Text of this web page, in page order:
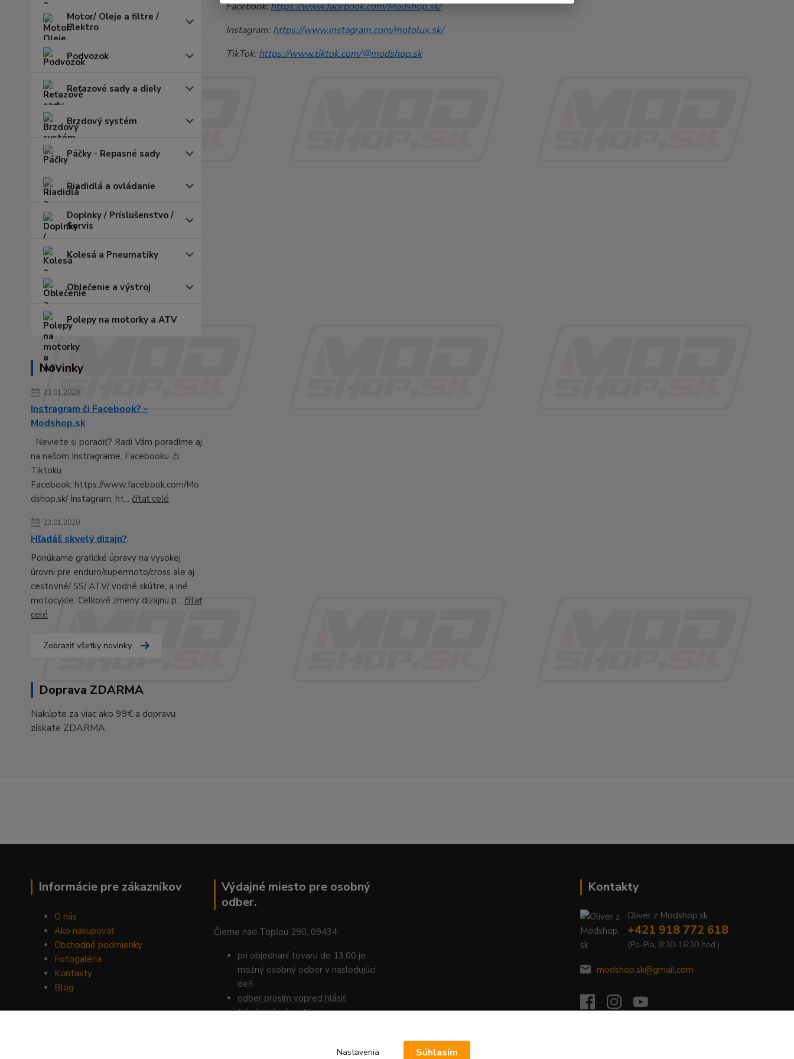
Motor/ Oleje a filtre /
Elektro
Podvozok
Reťazové sady a diely
Brzdový systém
Páčky - Repasné sady
Riadidlá a ovládanie
Doplnky / Príslušenstvo /
Servis
Kolesá a Pneumatiky
Oblečenie a výstroj
Polepy na motorky a ATV
Novinky
23.01.2020
Instragram či Facebook? -
Modshop.sk
Neviete si poradiť? Radi Vám poradíme aj
na našom Instragrame, Facebooku ,či
Tiktoku
Facebook: https://www.facebook.com/Mo
dshop.sk/ Instagram: ht... čítať celé
23.01.2020
Hľadáš skvelý dizajn?
Ponúkame grafické úpravy na vysokej
úrovni pre enduro/supermoto/cross ale aj
cestovné/ SS/ ATV/ vodné skútre, a iné
motocykle. Celkové zmeny dizajnu p... čítať
celé
Zobraziť všetky novinky
Doprava ZDARMA
Nakúpte za viac ako 99€ a dopravu
získate ZDARMA
Facebook:https://www.facebook.com/Modshop.sk/
Instagram:https://www.instagram.com/motolux.sk/
TikTok:https://www.tiktok.com/@modshop.sk
Informácie pre zákazníkov
O nás
Ako nakupovať
Obchodné podmienky
Fotogaléria
Kontakty
Blog
Výdajné miesto pre osobný
odber.
Čierne nad Topľou 290, 09434
pri objednaní tovaru do 13:00 je
možný osobný odber v nasledujúci
deň
odber prosím vopred hlásiť
telefonicky / mailom.
Kontakty
Oliver z Modshop.sk
+421 918 772 618
(Po-Pia, 8:30-16:30 hod.)
modshop.sk@gmail.com
Nastavenia Súhlasím